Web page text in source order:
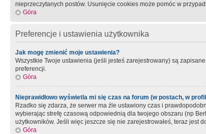
nieprzeczytanych postów. Usunięcie cookies może pomóc w
Góra
Preferencje i ustawienia użytkownika
Jak mogę zmienić moje ustawienia?
Wszystkie Twoje ustawienia (jeśli jesteś zarejestrowany) są
preferencji.
Góra
Nieprawidłowo wyświetla mi się czas na forum (w postach, w
Rzadko się zdarza, że serwer ma źle ustawiony czas i
wybierając strefę czasową odpowiednią dla twojego obszaru (np
użytkowników. Jeśli więc jeszcze się nie zarejestrowałeś, teraz jest
Góra